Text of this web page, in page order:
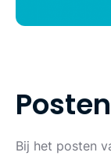
Posten
Bij het posten